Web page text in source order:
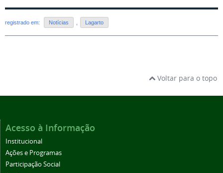
registrado em: Notícias Lagarto
Voltar para o topo
Acesso à Informação
Institucional
Ações e Programas
Participação Social